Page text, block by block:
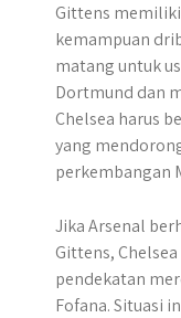
Gittens
kemampuan
matang untuk
Dortmund dan
Chelsea harus
yang
perkembangan
Jika Arsenal
Gittens,
pendekatan
Fofana. Situasi